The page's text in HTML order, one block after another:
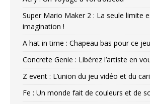
Super Mario Maker 2 : La seule limite
imagination !
A hat in time : Chapeau bas pour ce
Concrete Genie : Libérez l’artiste en
Z event : L’union du jeu vidéo et du
Fe : Un monde fait de couleurs et de